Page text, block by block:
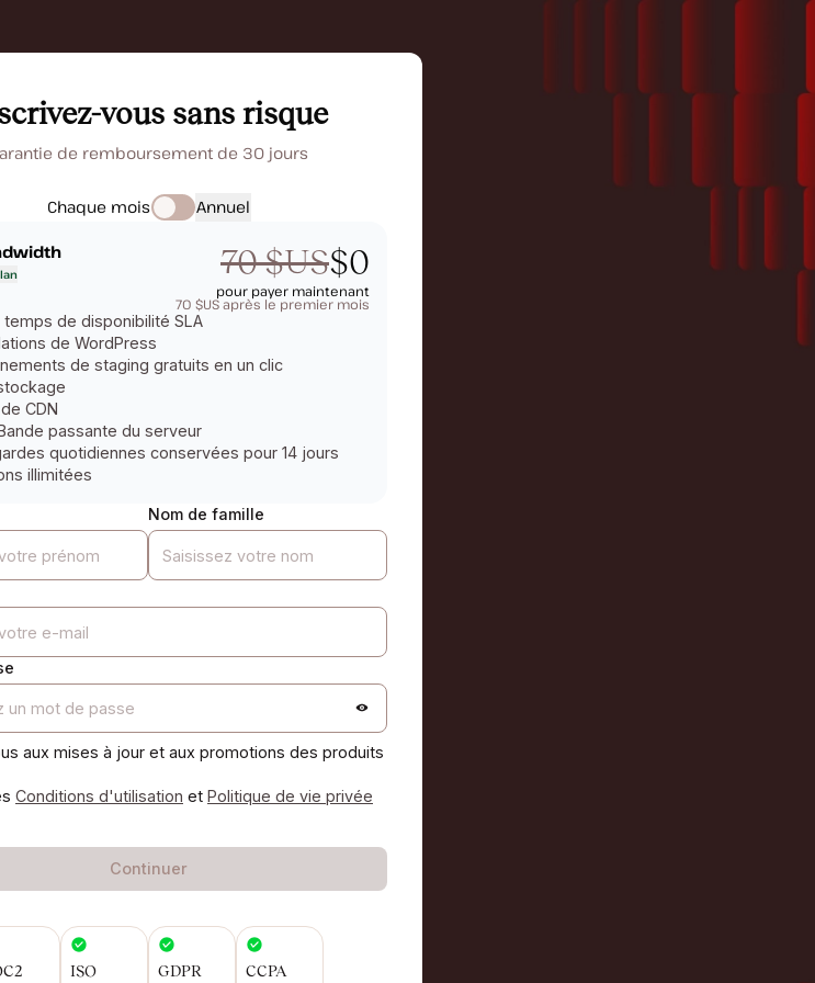
vous sans risque
de remboursement de 30 jours
Chaque mois Annuel
70 $US$0
pour payer maintenant
70 $US après le premier mois
de disponibilité SLA
de WordPress
de staging gratuits en un clic
CDN
passante du serveur
quotidiennes conservées pour 14 jours
illimitées
Nom de famille
aux mises à jour et aux promotions des produits
Conditions d'utilisation et Politique de vie privée
Continuer
ISO
GDPR CCPA